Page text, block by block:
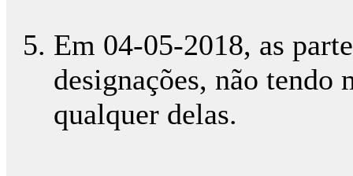
Em 04-05-2018, as
designações, não tendo
qualquer delas.